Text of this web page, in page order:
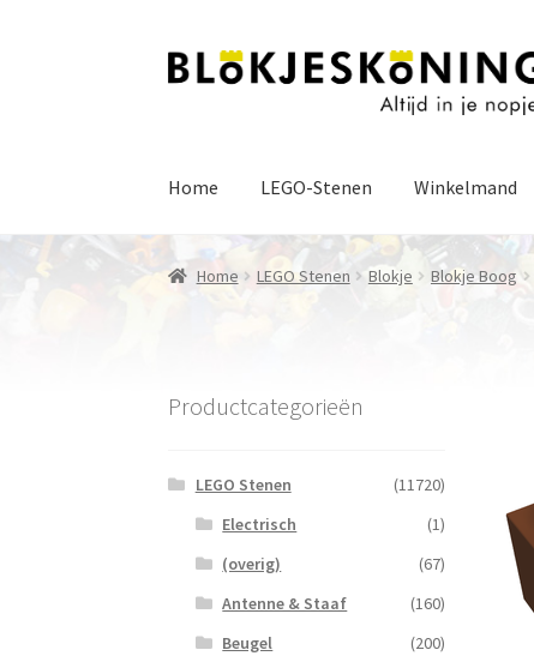
Ga
Ga
Home
LEGO-Stenen Winkelmand
Home LEGO Stenen Blokje Blokje Boog
Productcategorieën
LEGO Stenen
(11720)
Electrisch
(1)
(overig)
(67)
Antenne & Staaf
(160)
Beugel
(200)